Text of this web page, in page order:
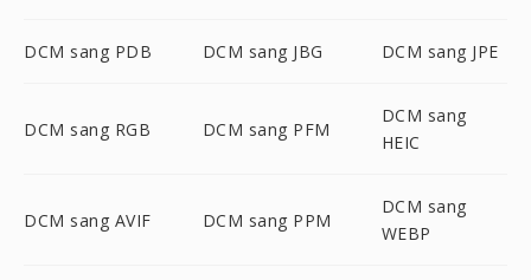
DCM sang PDB DCM sang JBG DCM sang JPE
DCM sang RGB DCM sang PFM
DCM sang
HEIC
DCM sang AVIF DCM sang PPM
DCM sang
WEBP